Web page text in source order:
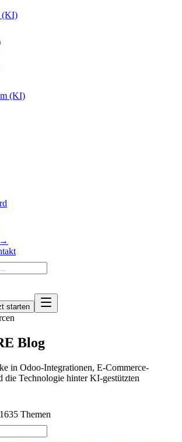
(KI)
(KI)
→
starten
Blog
in Odoo-Integrationen, E-Commerce-
die Technologie hinter KI-gestützten
1635 Themen